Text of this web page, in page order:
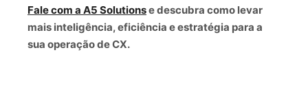
Fale com a A5 Solutionse descubra como levar
mais inteligência, eficiência e estratégia para a
sua operação de CX.